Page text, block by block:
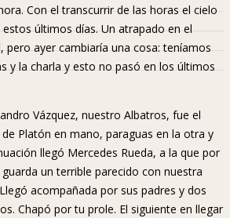
Con el transcurrir de las horas el cielo
últimos días. Un atrapado en el
pero ayer cambiaría una cosa: teníamos
y la charla y esto no pasó en los últimos
Vázquez, nuestro Albatros, fue el
Platón en mano, paraguas en la otra y
llegó Mercedes Rueda, a la que por
un terrible parecido con nuestra
acompañada por sus padres y dos
Chapó por tu prole. El siguiente en llegar